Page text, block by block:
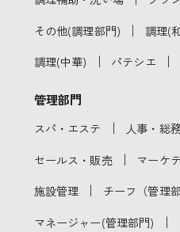
その他(調理部門) ｜ 調理(
調理(中華) ｜ パテシエ ｜
管理部門
スパ・エステ ｜ 人事・総
セールス・販売 ｜ マーケ
施設管理 ｜ チーフ（管理
マネージャー(管理部門) ｜